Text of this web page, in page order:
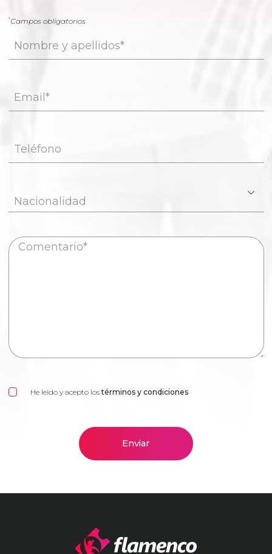
*Campos obligatorios
He leído y acepto lostérminos y condiciones
Enviar